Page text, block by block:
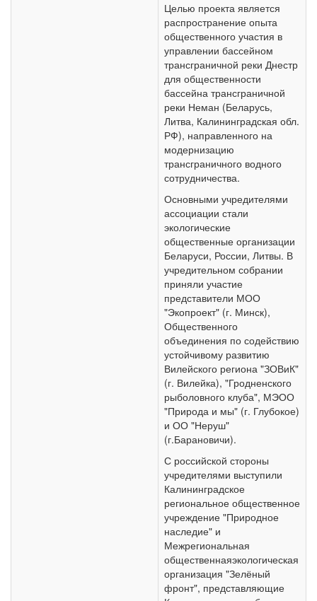
Целью проекта является
распространение опыта
общественного участия в
управлении бассейном
трансграничной реки Днестр
для общественности
бассейна трансграничной
реки Неман (Беларусь,
Литва, Калининградская обл.
РФ), направленного на
модернизацию
трансграничного водного
сотрудничества.
Основными учредителями
ассоциации стали
экологические
общественные организации
Беларуси, России, Литвы. В
учредительном собрании
приняли участие
представители МОО
"Экопроект" (г. Минск),
Общественного
объединения по содействию
устойчивому развитию
Вилейского региона "ЗОВиК"
(г. Вилейка), "Гродненского
рыболовного клуба", МЭОО
"Природа и мы" (г. Глубокое)
и ОО "Неруш"
(г.Барановичи).
С российской стороны
учредителями выступили
Калининградское
региональное общественное
учреждение "Природное
наследие" и
Межрегиональная
общественнаяэкологическая
организация "Зелёный
фронт", представляющие